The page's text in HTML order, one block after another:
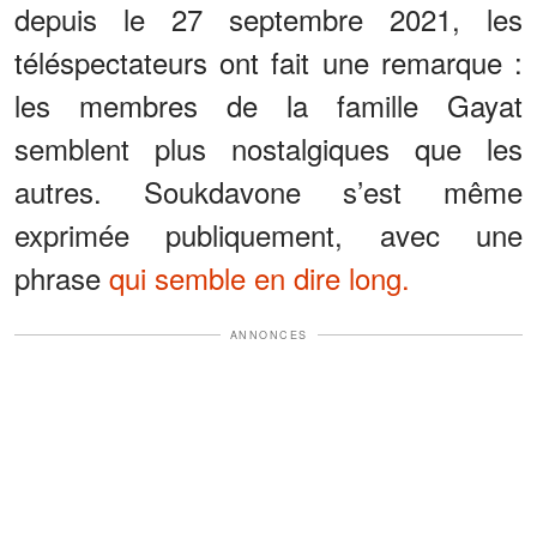
depuis le 27 septembre 2021, les
téléspectateurs ont fait une remarque :
les membres de la famille Gayat
semblent plus nostalgiques que les
autres. Soukdavone s’est même
exprimée publiquement, avec une
phrase qui semble en dire long.
ANNONCES